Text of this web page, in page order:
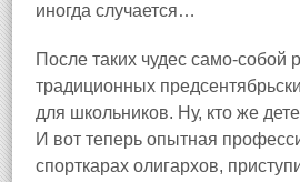
иногда случается…
После таких чудес само-
традиционных
для школьников. Ну, кто же
И вот теперь опытная
спорткарах олигархов,